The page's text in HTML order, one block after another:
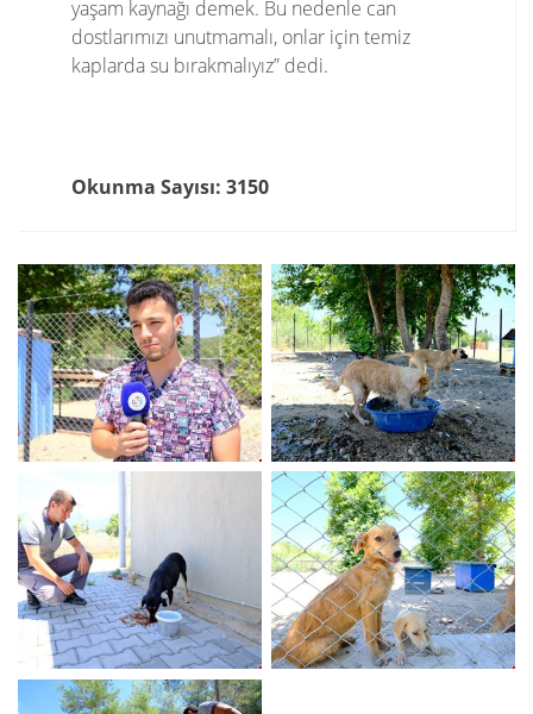
yaşam kaynağı demek. Bu nedenle can
dostlarımızı unutmamalı, onlar için temiz
kaplarda su bırakmalıyız” dedi.
Okunma Sayısı: 3150